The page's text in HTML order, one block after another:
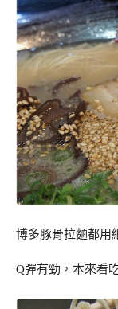
博多豚骨拉麵都用
Q彈有勁，本來看